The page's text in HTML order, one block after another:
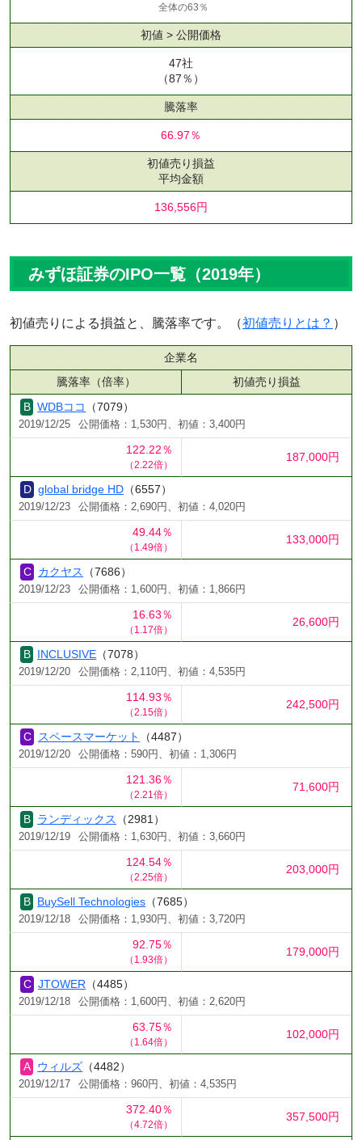
全体の63％
初値 > 公開価格
47社
（87％）
騰落率
66.97％
初値売り損益
平均金額
136,556円
みずほ証券のIPO一覧（2019年）
初値売りによる損益と、騰落率です。（初値売りとは？ ）
企業名
騰落率（倍率）
初値売り損益
WDBココ
（7079）
2019/12/25 公開価格：1,530円、初値：3,400円
122.22％
（2.22倍）
187,000円
global bridge HD （6557）
2019/12/23 公開価格：2,690円、初値：4,020円
49.44％
（1.49倍）
133,000円
カクヤス （7686）
2019/12/23 公開価格：1,600円、初値：1,866円
16.63％
（1.17倍）
26,600円
INCLUSIVE （7078）
2019/12/20 公開価格：2,110円、初値：4,535円
114.93％
（2.15倍）
242,500円
スペースマーケット （4487）
2019/12/20 公開価格：590円、初値：1,306円
121.36％
（2.21倍）
71,600円
ランディックス （2981）
2019/12/19 公開価格：1,630円、初値：3,660円
124.54％
（2.25倍）
203,000円
BuySell Technologies （7685）
2019/12/18 公開価格：1,930円、初値：3,720円
92.75％
（1.93倍）
179,000円
JTOWER （4485）
2019/12/18 公開価格：1,600円、初値：2,620円
63.75％
（1.64倍）
102,000円
ウィルズ （4482）
2019/12/17 公開価格：960円、初値：4,535円
372.40％
（4.72倍）
357,500円